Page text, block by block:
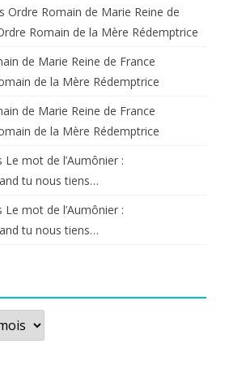
Ordre Romain de Marie Reine de
Romain de la Mère Rédemptrice
de Marie Reine de France
de la Mère Rédemptrice
de Marie Reine de France
de la Mère Rédemptrice
Le mot de l’Aumônier :
tu nous tiens…
Le mot de l’Aumônier :
tu nous tiens…